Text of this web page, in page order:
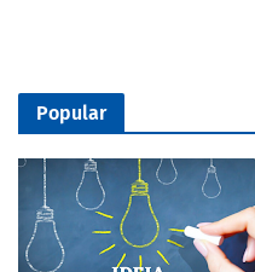
Popular